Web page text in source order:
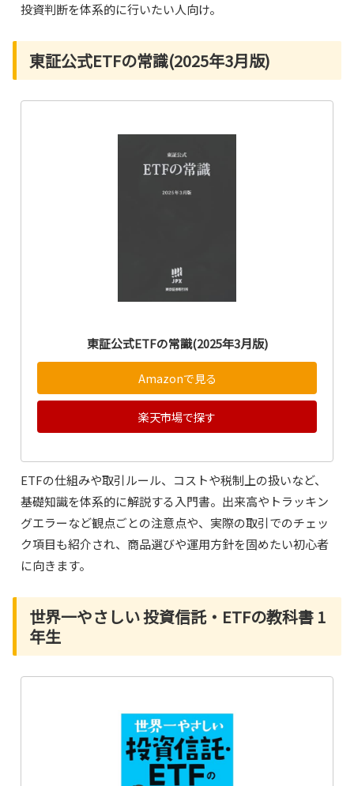
投資判断を体系的に行いたい人向け。
東証公式ETFの常識(2025年3月版)
東証公式ETFの常識(2025年3月版)
Amazonで見る
楽天市場で探す
ETFの仕組みや取引ルール、コストや税制上の扱いなど、
基礎知識を体系的に解説する入門書。出来高やトラッキン
グエラーなど観点ごとの注意点や、実際の取引でのチェッ
ク項目も紹介され、商品選びや運用方針を固めたい初心者
に向きます。
世界一やさしい 投資信託・ETFの教科書 1
年生